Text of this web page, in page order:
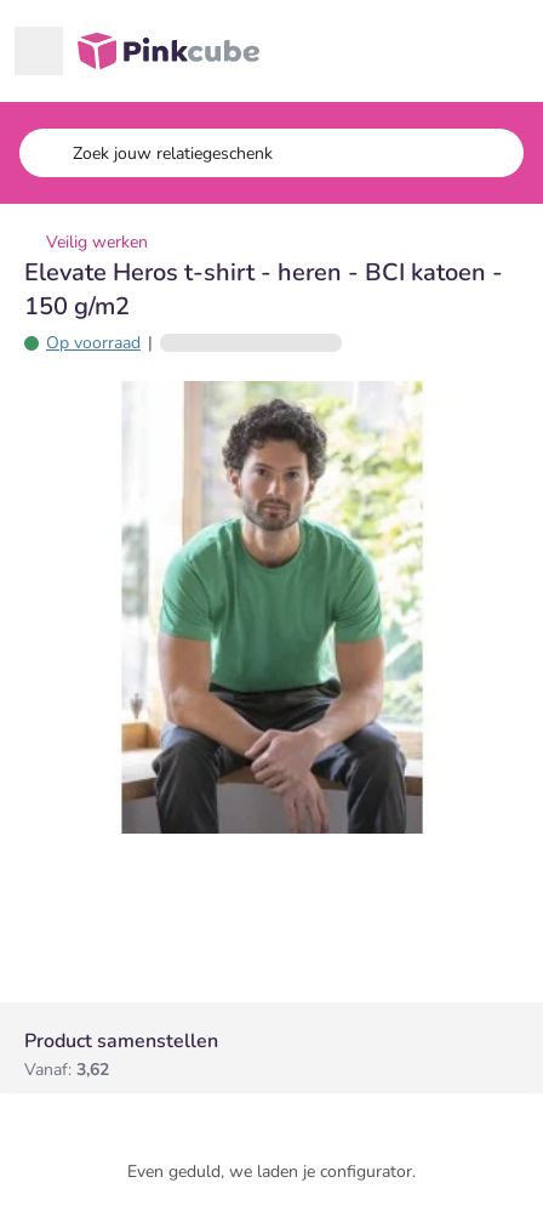
Pinkcube
Veilig werken
Elevate Heros t-shirt - heren - BCI katoen -
150 g/m2
Op voorraad |
Product samenstellen
Vanaf: 3,62
Even geduld, we laden je configurator.